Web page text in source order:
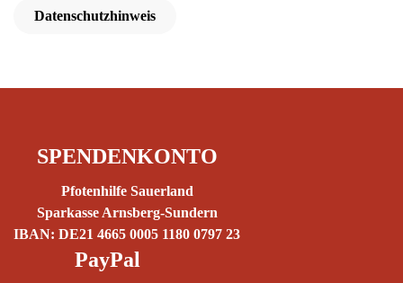
Datenschutzhinweis
SPENDENKONTO
Pfotenhilfe Sauerland
Sparkasse Arnsberg-Sundern
IBAN: DE21 4665 0005 1180 0797 23
PayPal